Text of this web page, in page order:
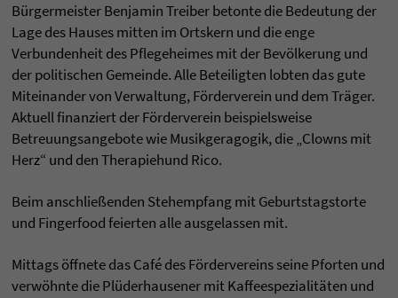
Bürgermeister Benjamin Treiber betonte die Bedeutung der
Lage des Hauses mitten im Ortskern und die enge
Verbundenheit des Pflegeheimes mit der Bevölkerung und
der politischen Gemeinde. Alle Beteiligten lobten das gute
Miteinander von Verwaltung, Förderverein und dem Träger.
Aktuell finanziert der Förderverein beispielsweise
Betreuungsangebote wie Musikgeragogik, die „Clowns mit
Herz“ und den Therapiehund Rico.
Beim anschließenden Stehempfang mit Geburtstagstorte
und Fingerfood feierten alle ausgelassen mit.
Mittags öffnete das Café des Fördervereins seine Pforten und
verwöhnte die Plüderhausener mit Kaffeespezialitäten und